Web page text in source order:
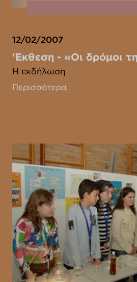
12/02/2007
'Eκθεση - «Οι δρόμοι
Η εκδήλωση
Περισσότερα